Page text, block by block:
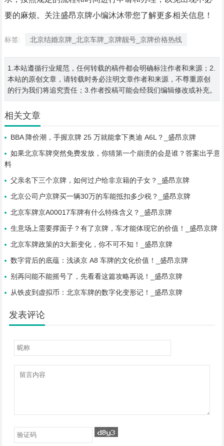
要的麻烦。关注盛昂京牌小编沐沐带您了解更多相关信息！
标签: 北京结婚京牌_北京车牌_京牌靓号_京牌价格热线
1.本站遵循行业规范，任何转载的稿件都会明确标注作者和来源；2.
本站的原创文章，请转载时务必注明文章作者和来源，不尊重原创
的行为我们将追究责任；3.作者投稿可能会经我们编辑修改或补充。
相关文章
BBA 降价潮，手握京牌 25 万就能拿下奥迪 A6L？_盛昂京牌
如果北京车牌突然免费发放，你猜第一个崩溃的会是谁？答案出乎意
料
父亲名下三个京牌，如何过户给非京籍的子女？_盛昂京牌
北京公司户京牌买一辆30万的车能抵扣多少税？_盛昂京牌
北京车牌京A00017车牌有什么特殊含义？_盛昂京牌
生意场上需要撑面子？有了京牌，车才能体现它的价值！_盛昂京牌
北京车牌政策的3大新变化，你不可不知！_盛昂京牌
数字背后的底蕴：浅谈京 A8 车牌的文化价值！_盛昂京牌
别再问能不能摇号了，先看看这篇攻略再说！_盛昂京牌
从铁皮到虚拟币：北京车牌的数字化变形记！_盛昂京牌
发表评论